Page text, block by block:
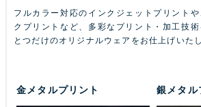
フルカラー対応のインクジェットプリント
クプリントなど、多彩なプリント・加工技
とつだけのオリジナルウェアをお仕上げいたし
蛍光プリント ラメプ